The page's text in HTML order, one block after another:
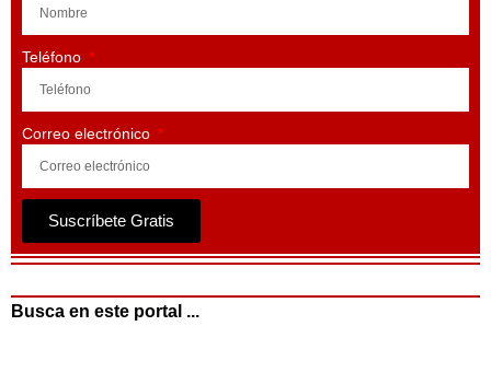
Teléfono
Correo electrónico
Suscríbete Gratis
Busca en este portal ...